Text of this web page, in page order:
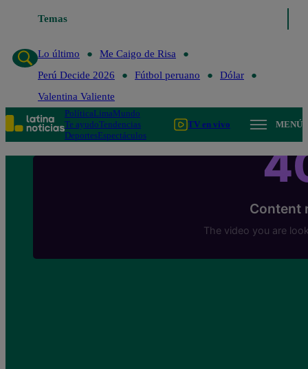
Temas
Lo último
Me Caigo de Risa
Perú Decide 2026
Fútbol peruano
Dólar
Valentina Valiente
PolíticaLimaMundo
Te ayudoTendencias
DeportesEspectáculos
TV en vivo MENÚ